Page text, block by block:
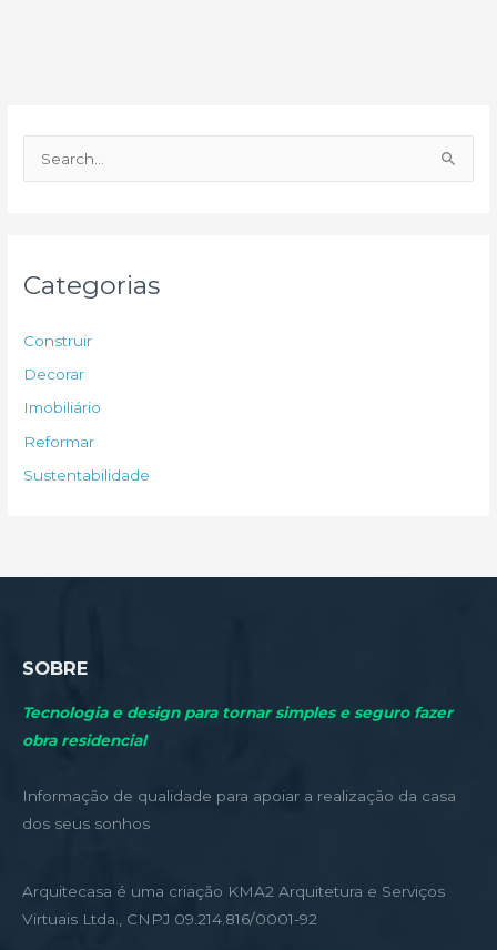
e
p
o
r
Categorias
Construir
Decorar
Imobiliário
Reformar
Sustentabilidade
SOBRE
Tecnologia e design para tornar simples e seguro fazer
obra residencial
Informação de qualidade para apoiar a realização da casa
dos seus sonhos
Arquitecasa é uma criação KMA2 Arquitetura e Serviços
Virtuais Ltda., CNPJ 09.214.816/0001-92